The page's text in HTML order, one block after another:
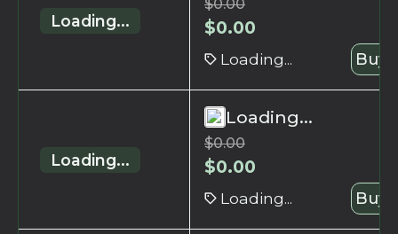
Loading...
$0.00
$0.00
Loading... Buy
Loading...
Loading...
$0.00
$0.00
Loading... Buy